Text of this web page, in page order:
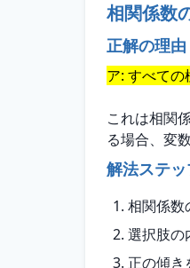
相関係数
正解の理由
ア: すべての
これは相関
る場合、変
解法ステ
相関係数
選択肢の
正の傾き